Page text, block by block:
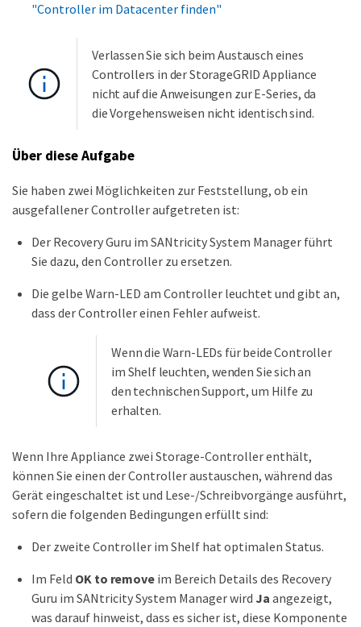
"Controller im Datacenter finden"
Verlassen Sie sich beim Austausch eines
Controllers in der StorageGRID Appliance
nicht auf die Anweisungen zur E-Series, da
die Vorgehensweisen nicht identisch sind.
Über diese Aufgabe
Sie haben zwei Möglichkeiten zur Feststellung, ob ein
ausgefallener Controller aufgetreten ist:
Der Recovery Guru im SANtricity System Manager führt
Sie dazu, den Controller zu ersetzen.
Die gelbe Warn-LED am Controller leuchtet und gibt an,
dass der Controller einen Fehler aufweist.
Wenn die Warn-LEDs für beide Controller
im Shelf leuchten, wenden Sie sich an
den technischen Support, um Hilfe zu
erhalten.
Wenn Ihre Appliance zwei Storage-Controller enthält,
können Sie einen der Controller austauschen, während das
Gerät eingeschaltet ist und Lese-/Schreibvorgänge ausführt,
sofern die folgenden Bedingungen erfüllt sind:
Der zweite Controller im Shelf hat optimalen Status.
Im Feld OK to remove im Bereich Details des Recovery
Guru im SANtricity System Manager wird Ja angezeigt,
was darauf hinweist, dass es sicher ist, diese Komponente